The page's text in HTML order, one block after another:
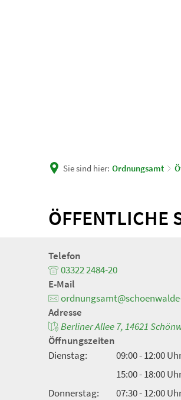
Sie sind hier: Ordnungsamt
ÖFFENTLICHE
Telefon
03322 2484-20
E-Mail
Adresse
Berliner Allee 7, 14621
Öffnungszeiten
Dienstag:
09:00 - 12:00
15:00 - 18:00
Donnerstag:
07:30 - 12:00